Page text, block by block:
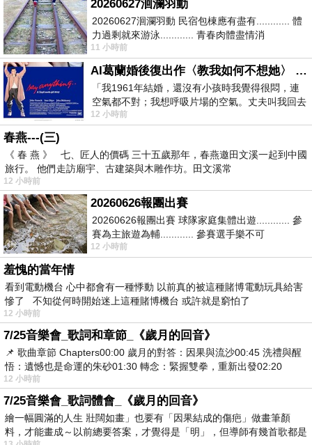
20260627洄瀾羽動
20260627洄瀾羽動 民宿包棟應有盡有............ 體
力過剩就來游泳............ 青春肉體盡情消
磨............ 晚餐不必
11 小時前
AI葛蘭婚後復出作〈教我如何不想她〉 #戀上老電影 #葛蘭 #粟子
「我1961年結婚，還沒有小孩時我覺得很悶，連
空氣都不對；我想呼吸片場的空氣。丈夫叫我回去
試試看……拍了〈教我如何不想她〉（1963
12 小時前
春燕---(三)
《 春 燕 》 七、匠人的價碼 三十五歲那年，春燕邀田文溪一起到中國
旅行。 他們走訪廟宇、古建築與木雕作坊。田文溪常
12 小時前
20260626報團出賽
20260626報團出賽 球隊家庭集體出遊............ 參
賽為主旅遊為輔............ 參賽選手樂不可
支............ 賽前旅遊
12 小時前
羞愧的當年情
看到電動機台 心中都會有一種悸動 以前真的被這種賭博電動玩具給害
慘了 不知從何時開始迷上這種賭博機台 或許就是窮怕了
12 小時前
7/25音樂會_歌詞和章節_《歲月的回音》
📌 歌曲章節 Chapters00:00​ 歲月的對答：因果與流沙00:45​ 洗禮與醒
悟：遺憾也是命運的朱砂01:30​ 轉念：緊握雙拳，重新出發02:20
12 小時前
7/25音樂會_歌詞體會_《歲月的回音》
繪一幅圓滿的人生 壯闊如畫」也要有「因果結成的傷疤」做畫筆顏
料，才能畫成～以前總要答案，才覺得是「明」，但導師有幾首歌都是